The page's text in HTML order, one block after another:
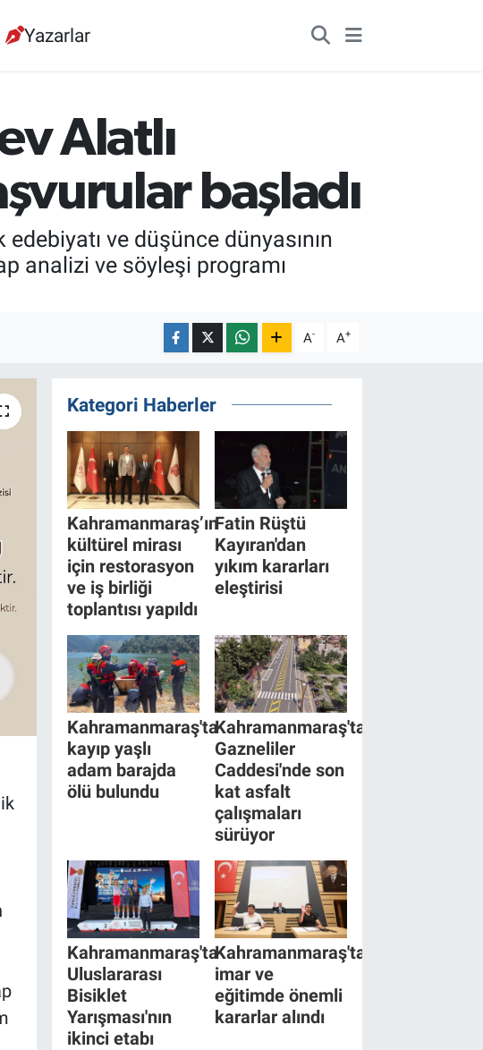
Yazarlar
Alatlı
başladı
ve düşünce dünyasının
analizi ve söyleşi programı
A- A+
Kategori Haberler
Kahramanmaraş’ın
kültürel mirası
için restorasyon
ve iş birliği
toplantısı yapıldı
Fatin Rüştü
Kayıran'dan
yıkım kararları
eleştirisi
Kahramanmaraş'ta
kayıp yaşlı
adam barajda
ölü bulundu
Kahramanmaraş'ta
Gazneliler
Caddesi'nde son
kat asfalt
çalışmaları
sürüyor
Kahramanmaraş'ta
Uluslararası
Bisiklet
Yarışması'nın
ikinci etabı
Kahramanmaraş'ta
imar ve
eğitimde önemli
kararlar alındı